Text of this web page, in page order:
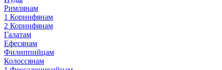
Римлянам
1 Коринфянам
2 Коринфянам
Галатам
Ефесянам
Филиппийцам
Колоссянам